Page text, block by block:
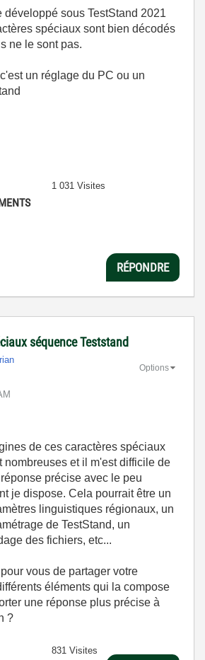
développé sous TestStand 2021
spéciaux sont bien décodés
ne le sont pas.
un réglage du PC ou un
1 031 Visites
RÉPONDRE
séquence Teststand
Options
de ces caractères spéciaux
nombreuses et il m'est difficile de
précise avec le peu
je dispose. Cela pourrait être un
linguistiques régionaux, un
de TestStand, un
des fichiers, etc...
vous de partager votre
éléments qui la compose
une réponse plus précise à
?
831 Visites